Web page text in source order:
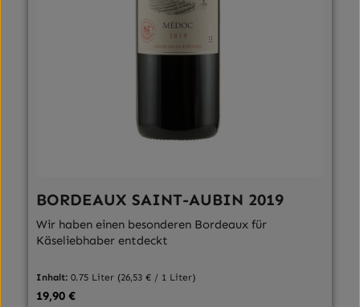
BORDEAUX SAINT-AUBIN 2019
Wir haben einen besonderen Bordeaux für
Käseliebhaber entdeckt
Inhalt:0.75 Liter (26,53 € / 1 Liter)
Regulärer Preis:
19,90 €